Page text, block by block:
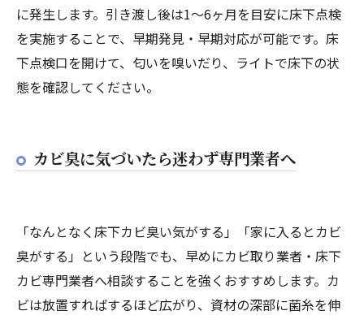
に発生します。引き渡し後は1〜6ヶ月を目安に床下点検
を実施することで、早期発見・早期対応が可能です。床
下点検口を開けて、匂いを嗅いだり、ライトで床下の状
態を確認してください。
カビ臭に気づいたら迷わず専門業者へ
「なんとなく床下カビ臭い気がする」「家に入るとカビ
臭がする」という段階でも、早めにカビ取り業者・床下
カビ専門業者へ相談することを強くおすすめします。カ
ビは放置すればするほど広がり、資材の深部に菌糸を伸